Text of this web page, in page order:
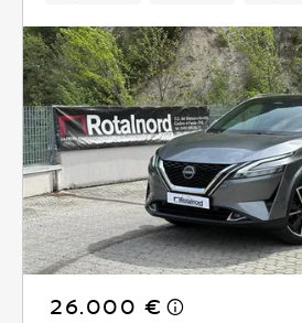
26.000 €